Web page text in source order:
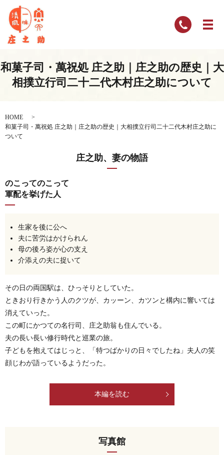
和菓子司・萬祝処 庄之助｜庄之助の歴史｜大
相撲立行司二十二代木村庄之助について
HOME
和菓子司・萬祝処 庄之助｜庄之助の歴史｜大相撲立行司二十二代木村庄之助に
ついて
庄之助、妻の物語
のこってのこって
軍配を挙げた人
生家を後に公へ
夫に苦労はかけられん
母の後ろ姿が心の支え
介添えの夫に捉いて
その日の両国駅は、ひっそりとしていた。
ときおり行きかう人のクツが、カッーン、カツンと構内に響いては
消えていった。
この町にかつての名行司、庄之助翁も住んでいる。
夫の長い長い修行時代と巡業の旅。
子どもを抱えてはじっと、「特つばかりの日々でしたね」夫人の笑
顔じわが語っているようだった。
本編を読む
写真館